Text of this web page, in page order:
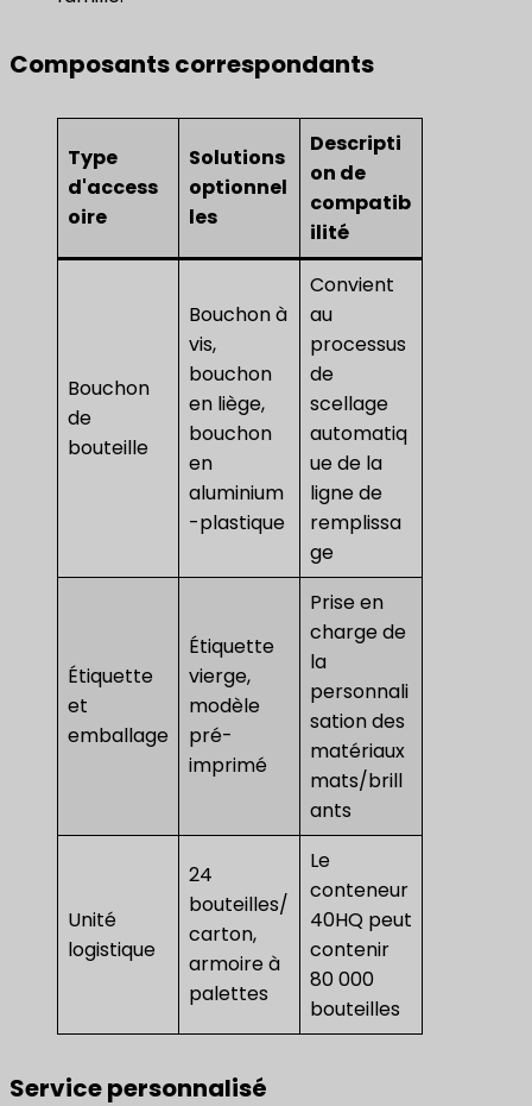
Composants correspondants
Type
d'access
oire
Solutions
optionnel
les
Descripti
on de
compatib
ilité
Bouchon
de
bouteille
Bouchon à
vis,
bouchon
en liège,
bouchon
en
aluminium
-plastique
Convient
au
processus
de
scellage
automatiq
ue de la
ligne de
remplissa
ge
Étiquette
et
emballage
Étiquette
vierge,
modèle
pré-
imprimé
Prise en
charge de
la
personnali
sation des
matériaux
mats/brill
ants
Unité
logistique
24
bouteilles/
carton,
armoire à
palettes
Le
conteneur
40HQ peut
contenir
80 000
bouteilles
Service personnalisé